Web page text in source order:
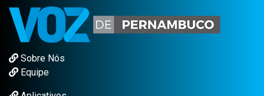
Sobre Nós
Equipe